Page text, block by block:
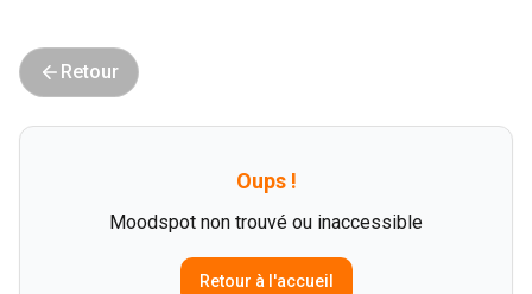
Retour
Oups !
Moodspot non trouvé ou inaccessible
Retour à l'accueil